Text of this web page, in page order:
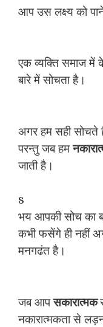
आप उस लक्ष्य को
एक व्यक्ति समाज में
बारे में सोचता है।
अगर हम सही सोचते
परन्तु जब हम
जाती है।
s
भय आपकी सोच का
कभी फसेंगे ही नहीं
मनगढंत है।
जब आपसकारात्मक
नकारात्मकता से